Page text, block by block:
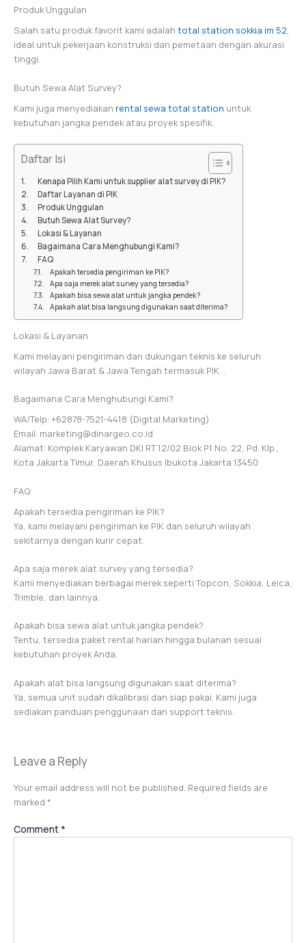
Produk Unggulan
Salah satu produk favorit kami adalah total station sokkia im 52,
ideal untuk pekerjaan konstruksi dan pemetaan dengan akurasi
tinggi.
Butuh Sewa Alat Survey?
Kami juga menyediakan rental sewa total station untuk
kebutuhan jangka pendek atau proyek spesifik.
Daftar Isi
Kenapa Pilih Kami untuk supplier alat survey di PIK?
Daftar Layanan di PIK
Produk Unggulan
Butuh Sewa Alat Survey?
Lokasi & Layanan
Bagaimana Cara Menghubungi Kami?
FAQ
Apakah tersedia pengiriman ke PIK?
Apa saja merek alat survey yang tersedia?
Apakah bisa sewa alat untuk jangka pendek?
Apakah alat bisa langsung digunakan saat diterima?
Lokasi & Layanan
Kami melayani pengiriman dan dukungan teknis ke seluruh
wilayah Jawa Barat & Jawa Tengah termasuk PIK. .
Bagaimana Cara Menghubungi Kami?
WA/Telp: +62878-7521-4418 (Digital Marketing)
Email: marketing@dinargeo.co.id
Alamat: Komplek Karyawan DKI RT 12/02 Blok P1 No. 22, Pd. Klp.,
Kota Jakarta Timur, Daerah Khusus Ibukota Jakarta 13450
FAQ
Apakah tersedia pengiriman ke PIK?
Ya, kami melayani pengiriman ke PIK dan seluruh wilayah
sekitarnya dengan kurir cepat.
Apa saja merek alat survey yang tersedia?
Kami menyediakan berbagai merek seperti Topcon, Sokkia, Leica,
Trimble, dan lainnya.
Apakah bisa sewa alat untuk jangka pendek?
Tentu, tersedia paket rental harian hingga bulanan sesuai
kebutuhan proyek Anda.
Apakah alat bisa langsung digunakan saat diterima?
Ya, semua unit sudah dikalibrasi dan siap pakai. Kami juga
sediakan panduan penggunaan dan support teknis.
Leave a Reply
Your email address will not be published. Required fields are
marked *
Comment *